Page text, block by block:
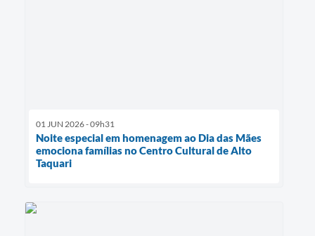
01 JUN 2026 - 09h31
Noite especial em homenagem ao Dia das Mães
emociona famílias no Centro Cultural de Alto
Taquari